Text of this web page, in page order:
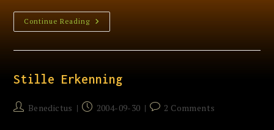
Continue ReadingDooien
Stille Erkenning
PostBenedictus
Post2004-09-30
Post2 Comments